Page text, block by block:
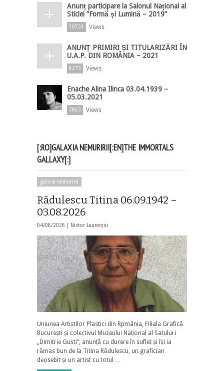
Anunț participare la Salonul Național al
Sticlei ”Formă și Lumină – 2019”
10731 Views
ANUNȚ PRIMIRI ȘI TITULARIZĂRI ÎN
U.A.P. DIN ROMÂNIA – 2021
8273 Views
Enache Alina Ilinca 03.04.1939 –
05.03.2021
7863 Views
[:RO]GALAXIA NEMURIRII[:EN]THE IMMORTALS
GALLAXY[:]
galaxia nemuririi
Rădulescu Titina 06.09.1942 –
03.08.2026
04/08/2026 | Nistor Laurențiu
Uniunea Artiștilor Plastici din Rpmânia, Filiala Grafică
București și colectivul Muzeului Național al Satului i
„Dimitrie Gusti”, anunță cu durere în suflet și își ia
rămas bun de la Titina Rădulescu, un grafician
deosebit și un artist cu totul …